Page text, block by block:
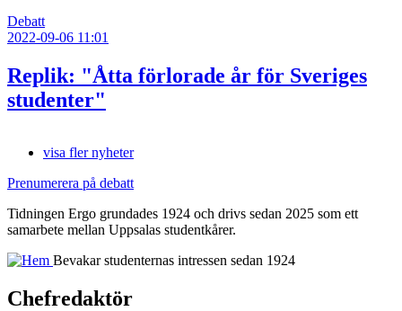
Debatt
2022-09-06 11:01
Replik: "Åtta förlorade år för Sveriges
studenter"
visa fler nyheter
Prenumerera på debatt
Tidningen Ergo grundades 1924 och drivs sedan 2025 som ett
samarbete mellan Uppsalas studentkårer.
Bevakar studenternas intressen sedan 1924
Chefredaktör